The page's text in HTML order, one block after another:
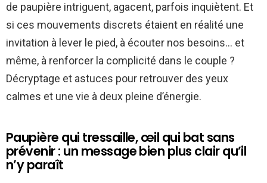
de paupière intriguent, agacent, parfois inquiètent. Et
si ces mouvements discrets étaient en réalité une
invitation à lever le pied, à écouter nos besoins… et
même, à renforcer la complicité dans le couple ?
Décryptage et astuces pour retrouver des yeux
calmes et une vie à deux pleine d’énergie.
Paupière qui tressaille, œil qui bat sans
prévenir : un message bien plus clair qu’il
n’y paraît